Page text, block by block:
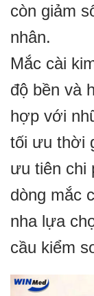
còn giảm
nhân.
Mắc cài
độ bền và
hợp với
tối ưu thời
ưu tiên chi
dòng mắc
nha lựa
cầu kiểm